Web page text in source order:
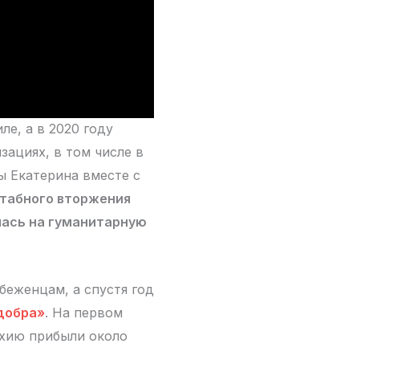
а в 2020 году
в том числе в
Екатерина вместе с
вторжения
на гуманитарную
а спустя год
. На первом
прибыли около